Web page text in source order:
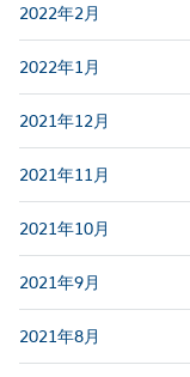
2022年2月
2022年1月
2021年12月
2021年11月
2021年10月
2021年9月
2021年8月